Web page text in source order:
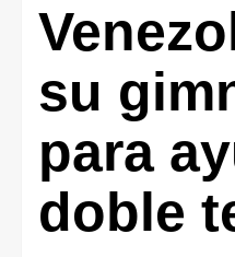
su
para
doble